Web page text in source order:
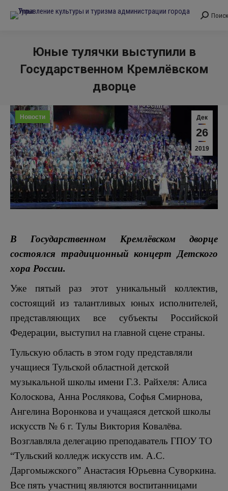
Поиск:
Поиск
Юные тулячки выступили в
Государственном Кремлёвском
дворце
Дек
26
2019
Новости
В Государственном Кремлёвском дворце
состоялся традиционный концерт Детского
хора России.
Уже пятый раз этот уникальный коллектив,
состоящий из талантливых юных исполнителей,
представляющих все субъекты Российской
Федерации, выступил на главной сцене страны.
Тульскую область в этом году представляли
учащиеся Тульской областной детской
музыкальной школы имени Г.З. Райхеля: Алиса
Колоскова, Анна Рослякова, Софья Смирнова,
Ангелина Воронкова и учащаяся детской школы
искусств № 6 г. Тулы Виктория Ковалёва.
Возглавляла делегацию преподаватель ГПОУ ТО
“Тульский колледж искусств им. А.С.
Даргомыжского” Анастасия Юрьевна Суворкина.
Все пять участниц являются воспитанницами